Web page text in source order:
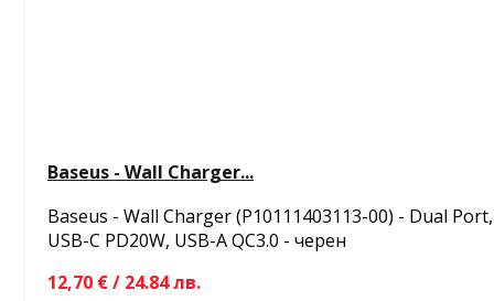
Baseus - Wall Charger...
Baseus - Wall Charger (P10111403113-00) - Dual Port,
USB-C PD20W, USB-A QC3.0 - черен
12,70 € / 24.84 лв.